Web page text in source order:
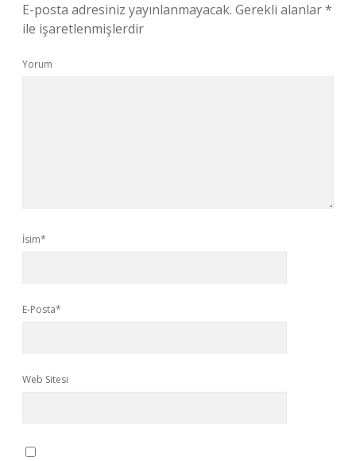
E-posta adresiniz yayınlanmayacak. Gerekli alanlar*
ile işaretlenmişlerdir
Yorum
İsim*
E-Posta*
Web Sitesi